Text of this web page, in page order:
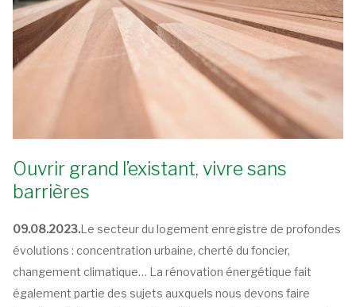
Ouvrir grand l’existant, vivre sans
barrières
09.08.2023.Le secteur du logement enregistre de profondes
évolutions : concentration urbaine, cherté du foncier,
changement climatique… La rénovation énergétique fait
également partie des sujets auxquels nous devons faire